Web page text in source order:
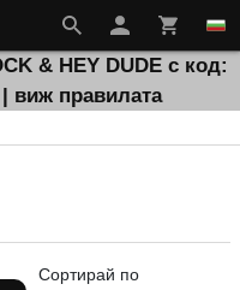
& HEY DUDE с код:
| виж правилата
Сортирай по